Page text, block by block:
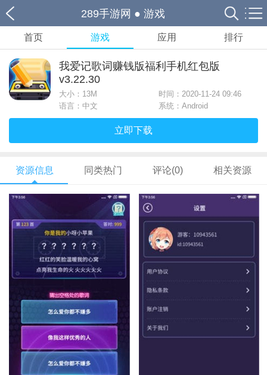
289手游网 ● 游戏
首页 游戏 应用 排行
我爱记歌词赚钱版福利手机红包版
v3.22.30
大小： 13M
时间：2020-11-24 09:46
语言：中文
系统：Android
立即下载
资源信息 同类热门 评论(0) 相关资源